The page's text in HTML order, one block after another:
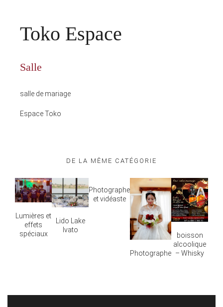
Toko Espace
Salle
salle de mariage
Espace Toko
DE LA MÊME CATÉGORIE
Lumières et
effets
spéciaux
Lido Lake
Ivato
Photographe
et vidéaste
Photographe
boisson
alcoolique
– Whisky